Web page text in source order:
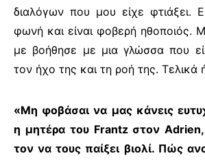
διαλόγων που μου είχε φτιάξει.
φωνή και είναι φοβερή ηθοποιός.
με βοήθησε με μια γλώσσα που
τον ήχο της και τη ροή της. Τελικά
«Μη φοβάσαι να μας κάνεις
η μητέρα του FrantzστονAdrien
τον να τους παίξει βιολί. Πώς